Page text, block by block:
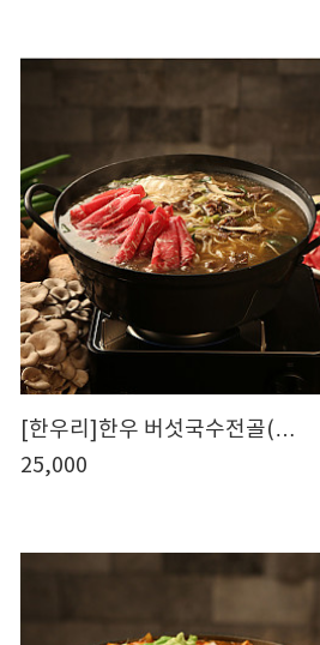
[한우리]한우 버섯국수전골(…
25,000